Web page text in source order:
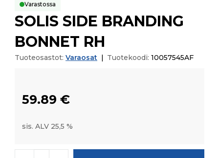
Varastossa
SOLIS SIDE BRANDING
BONNET RH
Tuoteosastot: Varaosat Tuotekoodi: 10057545AF
59.89 €
sis. ALV 25,5 %